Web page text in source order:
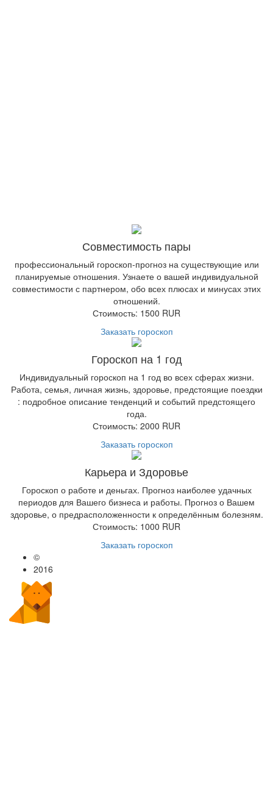
Совместимость пары
профессиональный гороскоп-прогноз на существующие или
планируемые отношения. Узнаете о вашей индивидуальной
совместимости с партнером, обо всех плюсах и минусах этих
отношений.
Стоимость: 1500 RUR
Заказать гороскоп
Гороскоп на 1 год
Индивидуальный гороскоп на 1 год во всех сферах жизни.
Работа, семья, личная жизнь, здоровье, предстоящие поездки
: подробное описание тенденций и событий предстоящего
года.
Стоимость: 2000 RUR
Заказать гороскоп
Карьера и Здоровье
Гороскоп о работе и деньгах. Прогноз наиболее удачных
периодов для Вашего бизнеса и работы. Прогноз о Вашем
здоровье, о предрасположенности к определённым болезням.
Стоимость: 1000 RUR
Заказать гороскоп
©
2016